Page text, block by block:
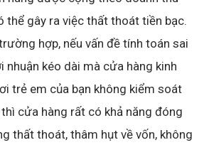
thể gây ra việc thất thoát tiền bạc.
hợp, nếu vấn đề tính toán sai
nhuận kéo dài mà cửa hàng kinh
trẻ em của bạn không kiểm soát
cửa hàng rất có khả năng đóng
thất thoát, thâm hụt về vốn, không